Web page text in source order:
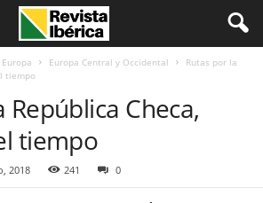
Europa Central y Occidental
Rutas por la
tiempo
República Checa,
tiempo
2018 241 0